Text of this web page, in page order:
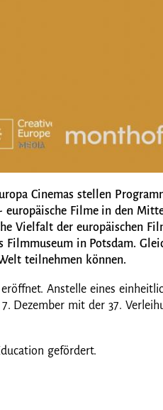
Cinemas stellen
europäische Filme in den
Vielfalt der europäischen
in Potsdam.
teilnehmen können.
Anstelle eines
Dezember mit der 37.
gefördert.